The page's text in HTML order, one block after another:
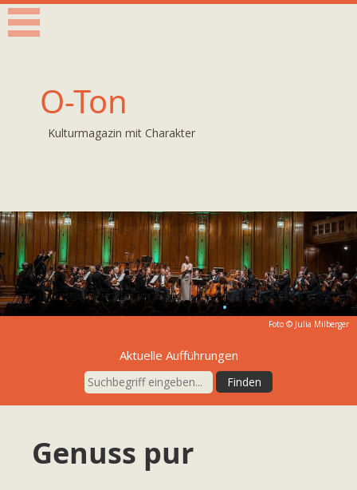
O-Ton
Kulturmagazin mit Charakter
Foto © Julia Milberger
Aktuelle Aufführungen
Genuss pur